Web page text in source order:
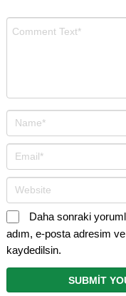
Daha sonraki
adım, e-posta adresim
kaydedilsin.